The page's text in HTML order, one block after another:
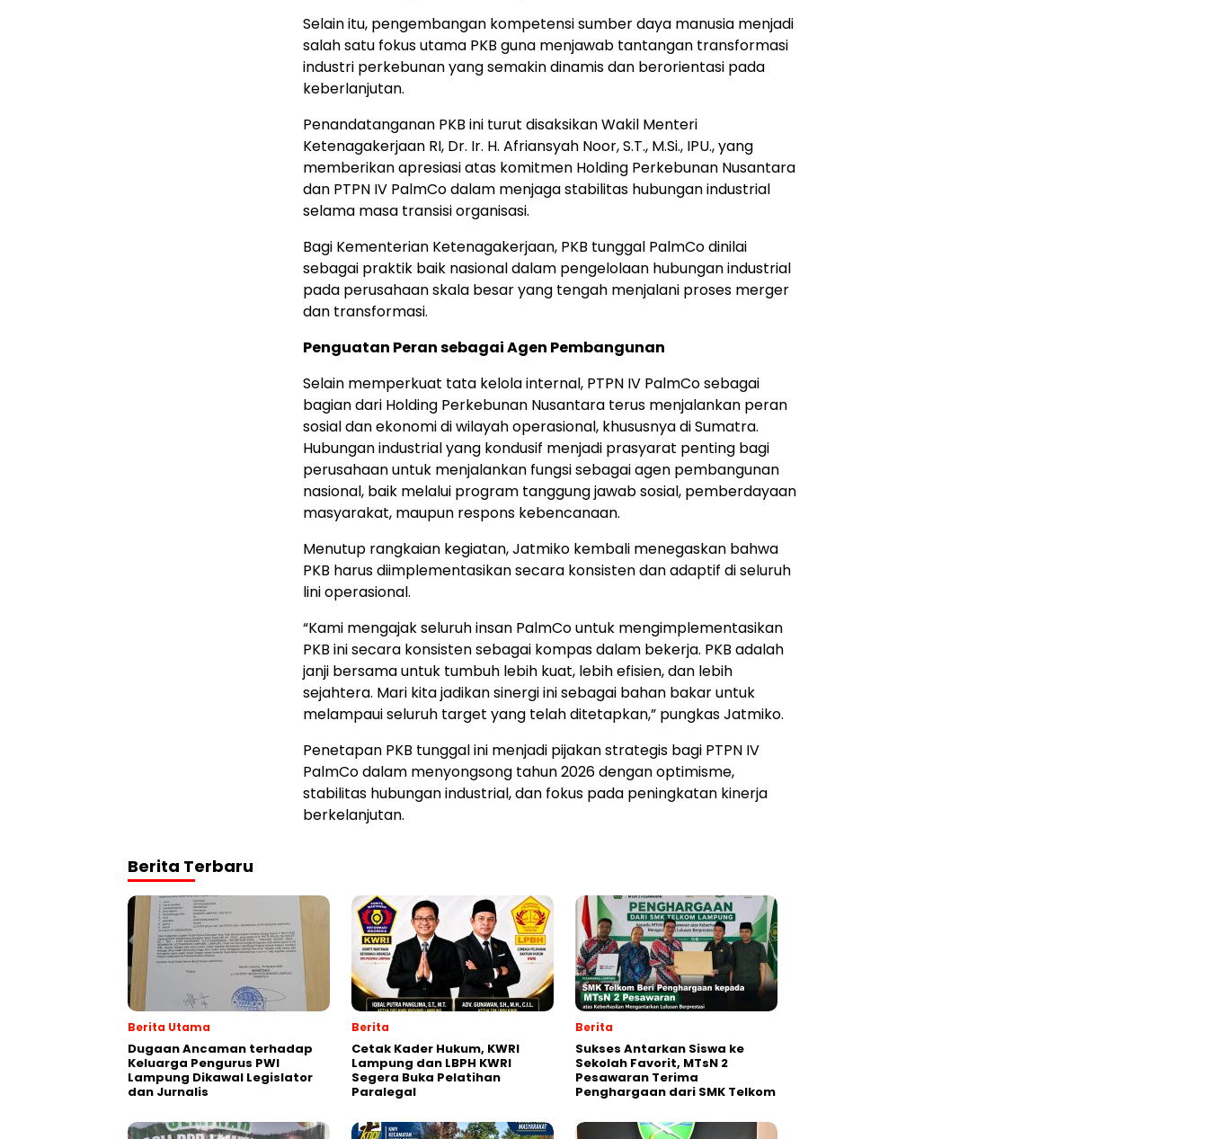
Selain itu, pengembangan kompetensi sumber daya manusia menjadi
salah satu fokus utama PKB guna menjawab tantangan transformasi
industri perkebunan yang semakin dinamis dan berorientasi pada
keberlanjutan.
Penandatanganan PKB ini turut disaksikan Wakil Menteri
Ketenagakerjaan RI, Dr. Ir. H. Afriansyah Noor, S.T., M.Si., IPU., yang
memberikan apresiasi atas komitmen Holding Perkebunan Nusantara
dan PTPN IV PalmCo dalam menjaga stabilitas hubungan industrial
selama masa transisi organisasi.
Bagi Kementerian Ketenagakerjaan, PKB tunggal PalmCo dinilai
sebagai praktik baik nasional dalam pengelolaan hubungan industrial
pada perusahaan skala besar yang tengah menjalani proses merger
dan transformasi.
Penguatan Peran sebagai Agen Pembangunan
Selain memperkuat tata kelola internal, PTPN IV PalmCo sebagai
bagian dari Holding Perkebunan Nusantara terus menjalankan peran
sosial dan ekonomi di wilayah operasional, khususnya di Sumatra.
Hubungan industrial yang kondusif menjadi prasyarat penting bagi
perusahaan untuk menjalankan fungsi sebagai agen pembangunan
nasional, baik melalui program tanggung jawab sosial, pemberdayaan
masyarakat, maupun respons kebencanaan.
Menutup rangkaian kegiatan, Jatmiko kembali menegaskan bahwa
PKB harus diimplementasikan secara konsisten dan adaptif di seluruh
lini operasional.
“Kami mengajak seluruh insan PalmCo untuk mengimplementasikan
PKB ini secara konsisten sebagai kompas dalam bekerja. PKB adalah
janji bersama untuk tumbuh lebih kuat, lebih efisien, dan lebih
sejahtera. Mari kita jadikan sinergi ini sebagai bahan bakar untuk
melampaui seluruh target yang telah ditetapkan,” pungkas Jatmiko.
Penetapan PKB tunggal ini menjadi pijakan strategis bagi PTPN IV
PalmCo dalam menyongsong tahun 2026 dengan optimisme,
stabilitas hubungan industrial, dan fokus pada peningkatan kinerja
berkelanjutan.
Berita Terbaru
Berita Utama
Dugaan Ancaman terhadap
Keluarga Pengurus PWI
Lampung Dikawal Legislator
dan Jurnalis
Berita
Cetak Kader Hukum, KWRI
Lampung dan LBPH KWRI
Segera Buka Pelatihan
Paralegal
Berita
Sukses Antarkan Siswa ke
Sekolah Favorit, MTsN 2
Pesawaran Terima
Penghargaan dari SMK Telkom